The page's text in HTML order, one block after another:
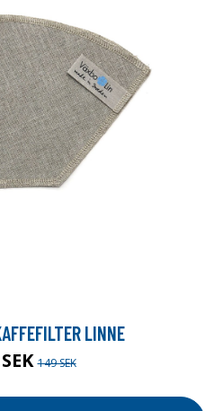
LINNE
149 SEK